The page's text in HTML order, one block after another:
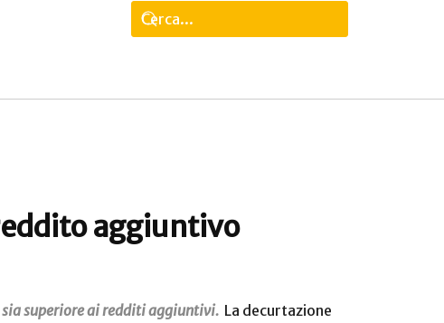
aggiuntivo
superiore ai redditi aggiuntivi. La decurtazione